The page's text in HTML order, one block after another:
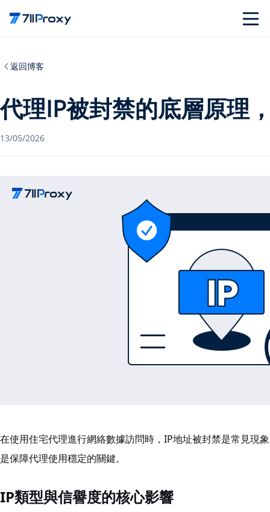
返回博客
代理IP被封禁的底層原理
13/05/2026
在使用住宅代理進行網絡數據訪問時，IP地址被封禁是常見現
是保障代理使用穩定的關鍵。
IP類型與信譽度的核心影響